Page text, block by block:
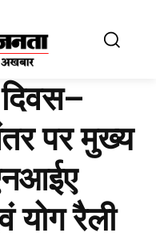
दिवस–
पर मुख्य
योग रैली